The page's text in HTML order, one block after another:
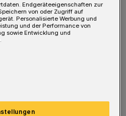
Straßenbaumitarbeiter vor einem
FDP im Rahmen einer
erfahren, ob die
Endgeräteeigenschaften zur
von oder Zugriff auf
Personalisierte Werbung und
und der Performance von
sowie Entwicklung und